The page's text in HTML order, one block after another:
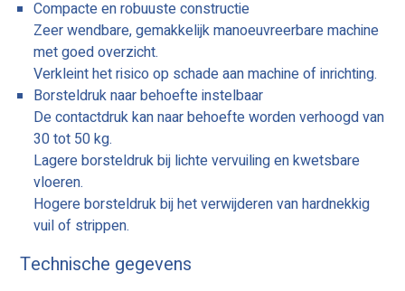
Compacte en robuuste constructie
Zeer wendbare, gemakkelijk manoeuvreerbare machine
met goed overzicht.
Verkleint het risico op schade aan machine of inrichting.
Borsteldruk naar behoefte instelbaar
De contactdruk kan naar behoefte worden verhoogd van
30 tot 50 kg.
Lagere borsteldruk bij lichte vervuiling en kwetsbare
vloeren.
Hogere borsteldruk bij het verwijderen van hardnekkig
vuil of strippen.
Technische gegevens